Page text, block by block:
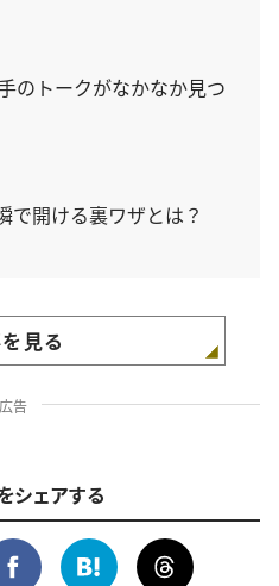
のトークがなかなか見つ
で開ける裏ワザとは？
見る
広告
シェアする